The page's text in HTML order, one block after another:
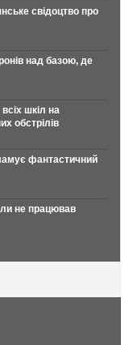
свідоцтво про
над базою, де
шкіл на
обстрілів
фантастичний
не працював